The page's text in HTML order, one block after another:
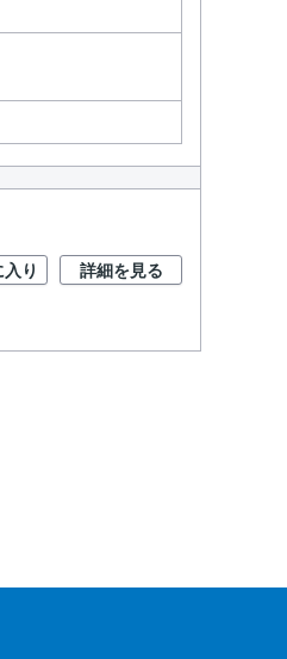
り 詳細を見る